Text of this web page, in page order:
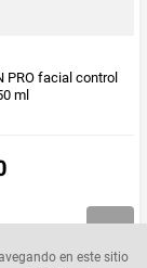
en este sitio
PRO facial control
ml